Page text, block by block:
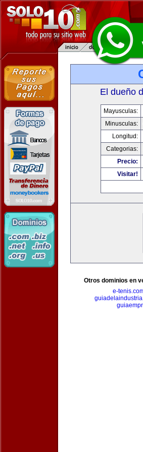
El dueño
Mayusculas:
Minusculas:
Longitud:
Categorias:
Precio:
Visitar!
Otros dominios en
e-